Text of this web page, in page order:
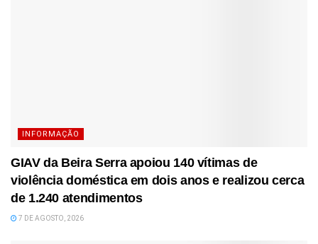
INFORMAÇÃO
GIAV da Beira Serra apoiou 140 vítimas de
violência doméstica em dois anos e realizou cerca
de 1.240 atendimentos
7 DE AGOSTO, 2026